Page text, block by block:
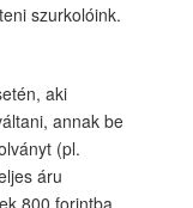
szurkolóink.
aki
annak be
(pl.
áru
800 forintba